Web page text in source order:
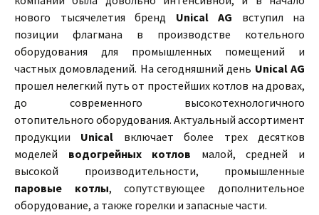
нового тысячелетия бренд Unical AG вступил на
позиции флагмана в производстве котельного
оборудования для промышленных помещений и
частных домовладений. На сегодняшний день Unical AG
прошел нелегкий путь от простейших котлов на дровах,
до современного высокотехнологичного
отопительного оборудования. Актуальный ассортимент
продукции Unical включает более трех десятков
моделей водогрейных котлов малой, средней и
высокой производительности, промышленные
паровые котлы, сопутствующее дополнительное
оборудование, а также горелки и запасные части.